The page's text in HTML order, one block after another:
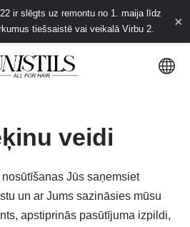
ir slēgts uz remontu no 1. maija līdz
tiešsaistē vai veikalā Virbu 2.
×
veidi
Jūs saņemsiet
un ar Jums sazināsies mūsu
apstiprinās pasūtījuma izpildi,